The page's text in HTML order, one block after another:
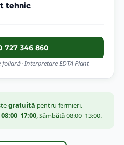
tehnic
727 346 860
· Interpretare EDTA Plant
gratuită pentru fermieri.
, Sâmbătă 08:00–13:00.